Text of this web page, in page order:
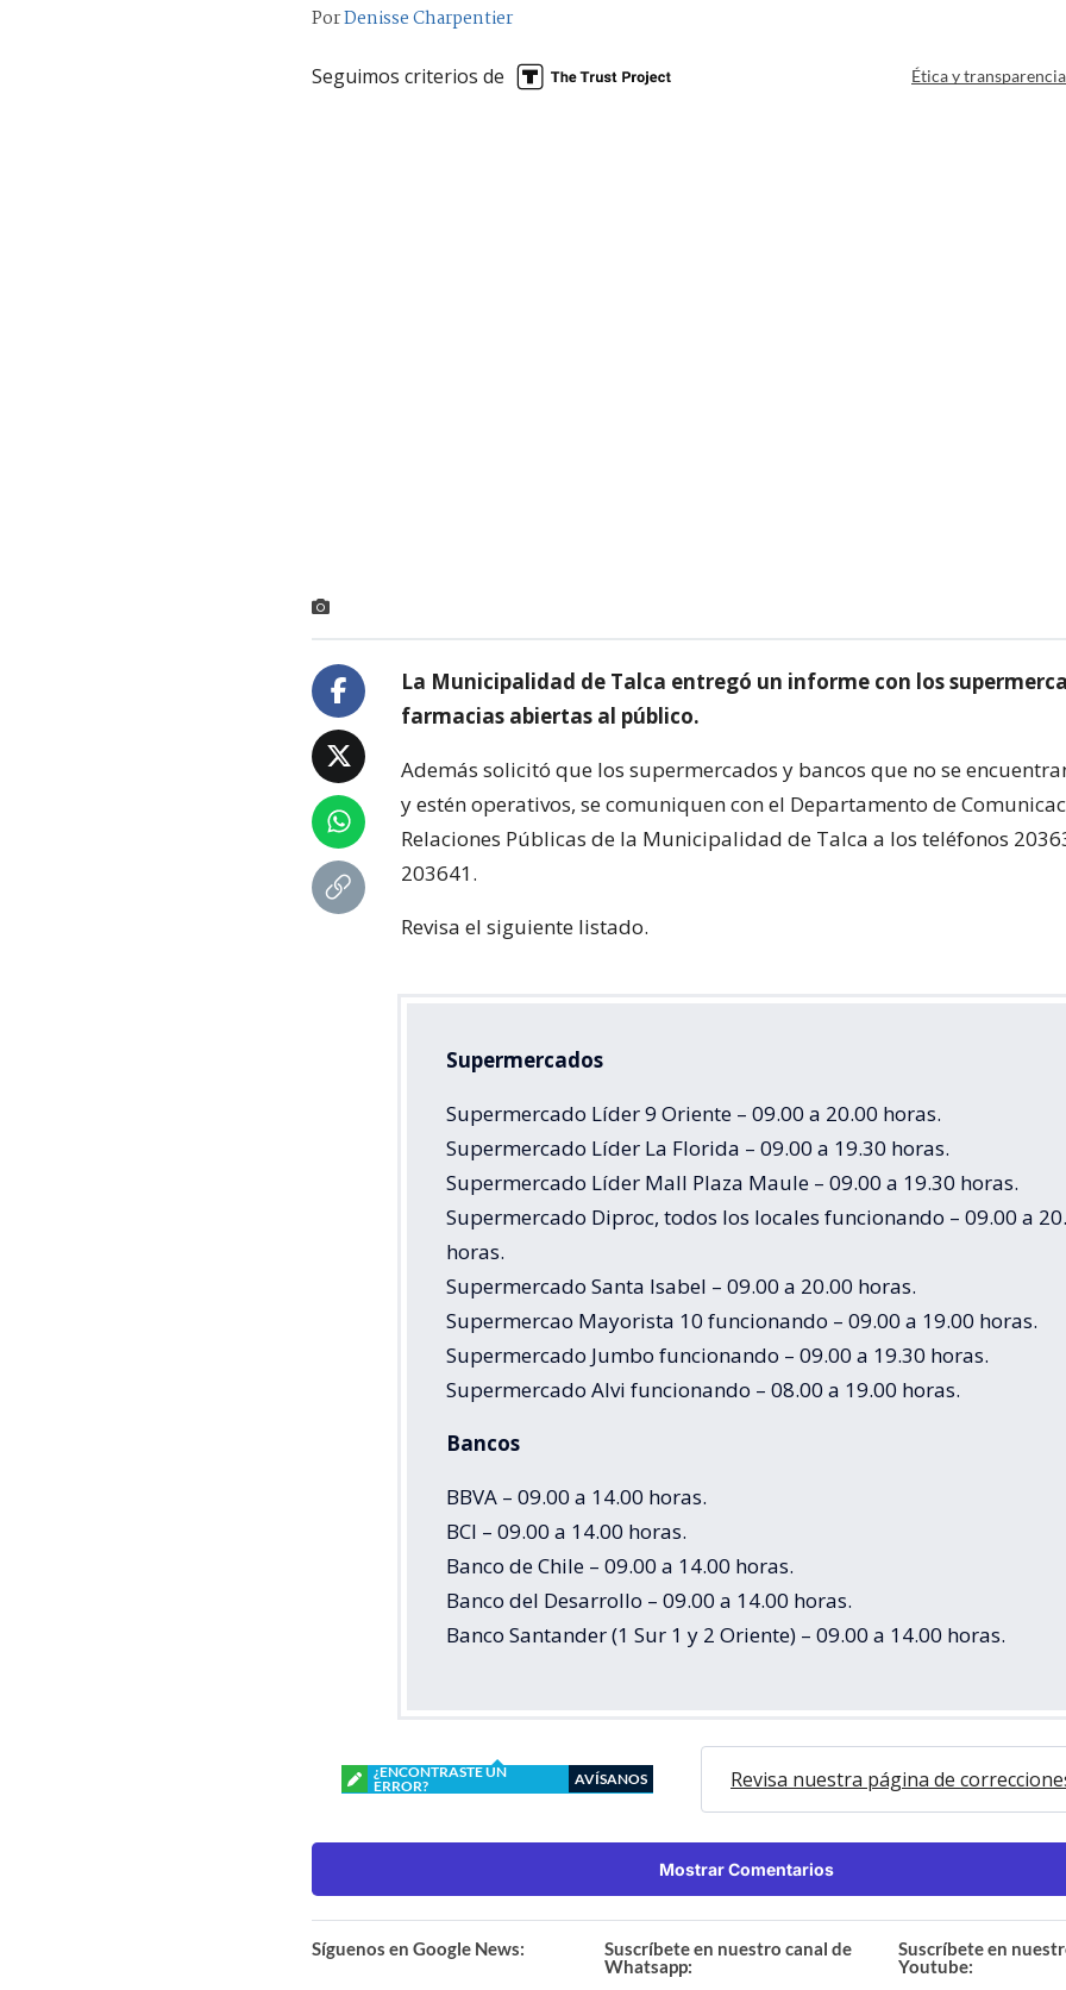
PorDenisse Charpentier
Seguimos criterios de Ética y
La Municipalidad de Talca entregó un informe con los
farmacias abiertas al público.
Además solicitó que los supermercados y bancos que no se
y estén operativos, se comuniquen con el Departamento de
Relaciones Públicas de la Municipalidad de Talca a los teléfonos
203641.
Revisa el siguiente listado.
Supermercados
Supermercado Líder 9 Oriente – 09.00 a 20.00 horas.
Supermercado Líder La Florida – 09.00 a 19.30 horas.
Supermercado Líder Mall Plaza Maule – 09.00 a 19.30 horas.
Supermercado Diproc, todos los locales funcionando – 09.00 a
horas.
Supermercado Santa Isabel – 09.00 a 20.00 horas.
Supermercao Mayorista 10 funcionando – 09.00 a 19.00 horas.
Supermercado Jumbo funcionando – 09.00 a 19.30 horas.
Supermercado Alvi funcionando – 08.00 a 19.00 horas.
Bancos
BBVA – 09.00 a 14.00 horas.
BCI – 09.00 a 14.00 horas.
Banco de Chile – 09.00 a 14.00 horas.
Banco del Desarrollo – 09.00 a 14.00 horas.
Banco Santander (1 Sur 1 y 2 Oriente) – 09.00 a 14.00 horas.
¿ENCONTRASTE UN
ERROR?
AVÍSANOS Revisa nuestra página de
Mostrar Comentarios
Síguenos en Google News:
Suscríbete en nuestro canal de
Whatsapp:
Suscríbete en
Youtube: